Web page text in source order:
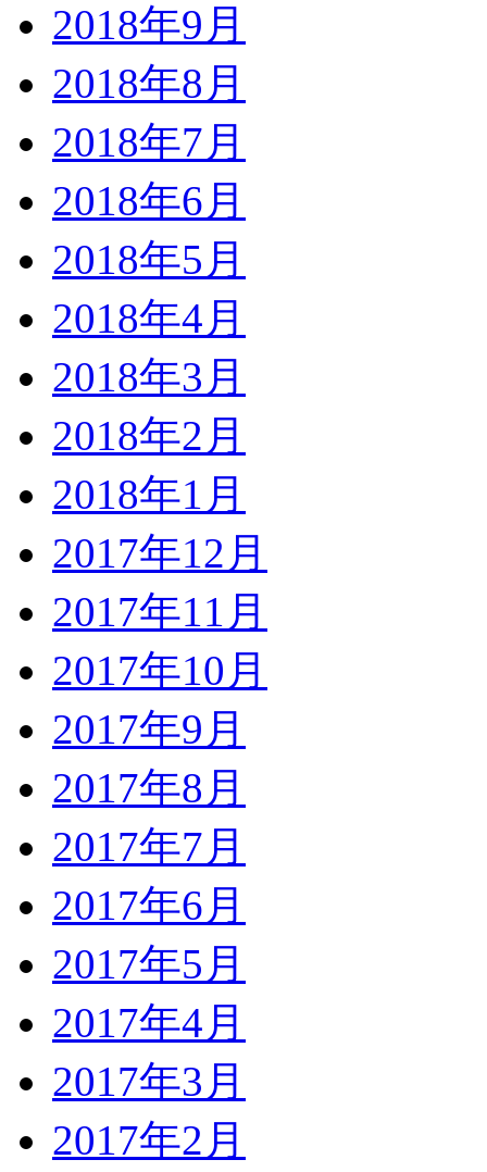
2018年9月
2018年8月
2018年7月
2018年6月
2018年5月
2018年4月
2018年3月
2018年2月
2018年1月
2017年12月
2017年11月
2017年10月
2017年9月
2017年8月
2017年7月
2017年6月
2017年5月
2017年4月
2017年3月
2017年2月